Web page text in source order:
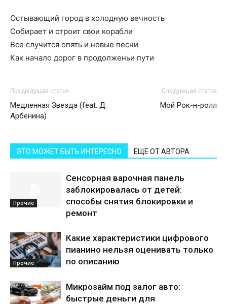
Остывающий город в холодную вечность
Собирает и строит свои корабли
Все случится опять и новые песни
Как начало дорог в продолженьи пути
Предыдущая статья
Медленная Звезда (feat. Д.
Арбенина)
Следующая статья
Мой Рок-н-ролл
ЭТО МОЖЕТ БЫТЬ ИНТЕРЕСНО ЕЩЕ ОТ АВТОРА
Прочие
Сенсорная варочная панель
заблокировалась от детей:
способы снятия блокировки и
ремонт
Прочие
Какие характеристики цифрового
пианино нельзя оценивать только
по описанию
Микрозайм под залог авто:
быстрые деньги для